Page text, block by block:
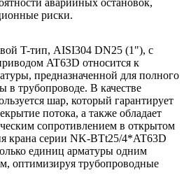
T-тип, AISI304 DN25 (1"), с
AT63D относится к
предназначенной для полного
в трубопроводе. В качестве
шар, который гарантирует
потока, а также обладает
сопротивлением в открытом
крана серии NK-BTt25/4*AT63D
единиц арматуры одним
оптимизируя трубопроводные
риски.